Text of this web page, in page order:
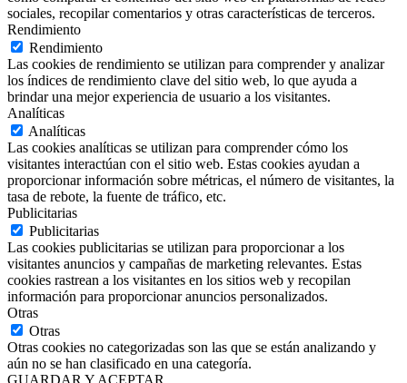
sociales, recopilar comentarios y otras características de terceros.
Rendimiento
Rendimiento
Las cookies de rendimiento se utilizan para comprender y analizar
los índices de rendimiento clave del sitio web, lo que ayuda a
brindar una mejor experiencia de usuario a los visitantes.
Analíticas
Analíticas
Las cookies analíticas se utilizan para comprender cómo los
visitantes interactúan con el sitio web. Estas cookies ayudan a
proporcionar información sobre métricas, el número de visitantes, la
tasa de rebote, la fuente de tráfico, etc.
Publicitarias
Publicitarias
Las cookies publicitarias se utilizan para proporcionar a los
visitantes anuncios y campañas de marketing relevantes. Estas
cookies rastrean a los visitantes en los sitios web y recopilan
información para proporcionar anuncios personalizados.
Otras
Otras
Otras cookies no categorizadas son las que se están analizando y
aún no se han clasificado en una categoría.
GUARDAR Y ACEPTAR